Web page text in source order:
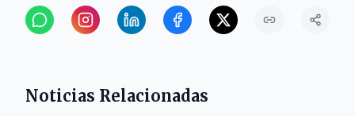
Noticias Relacionadas